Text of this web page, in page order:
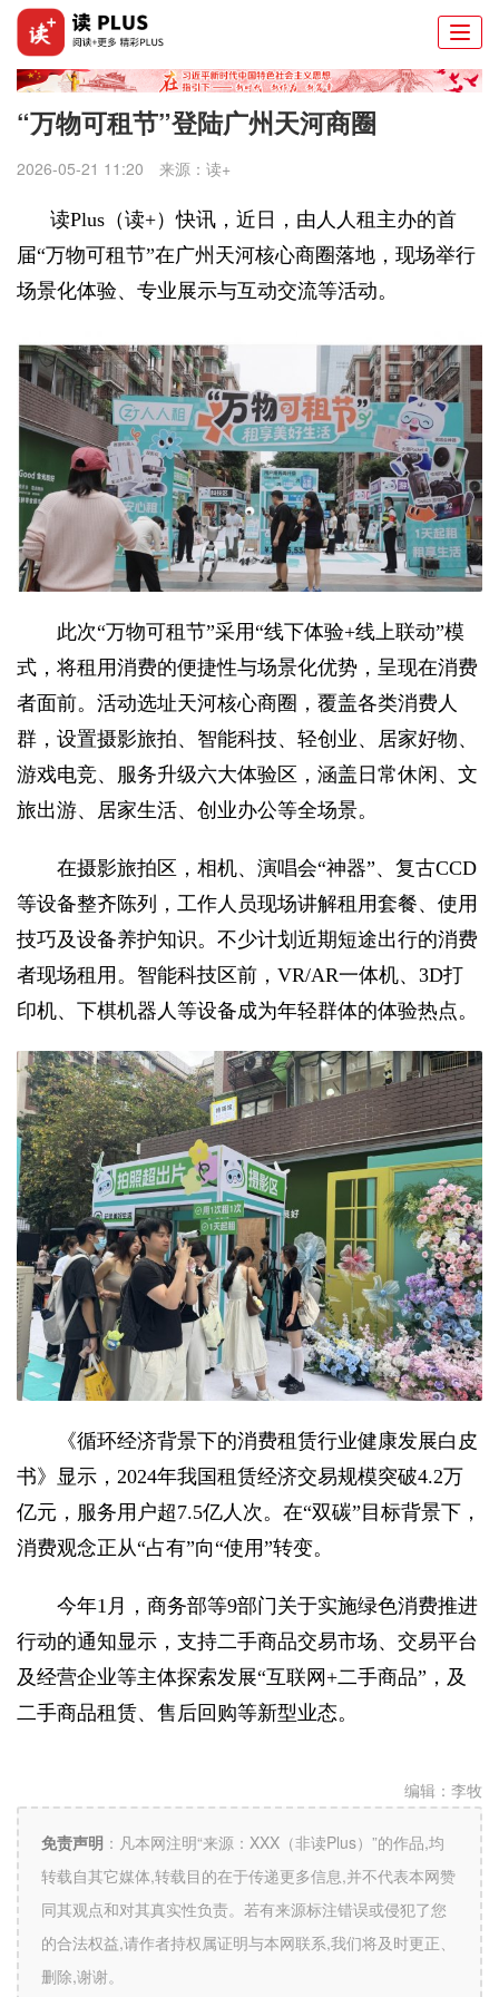
“万物可租节”登陆广州天河商圈
2026-05-21 11:20 来源： 读+
读Plus（读+）快讯， 近日， 由人人租主办的首
届“万物可租节”在广州天河核心商圈落地，现场举行
场景化体验、专业展示与互动交流等活动。
此次“万物可租节”采用“线下体验+线上联动”模
式，将租用消费的便捷性与场景化优势，呈现在消费
者面前。活动选址天河核心商圈，覆盖各类消费人
群，设置摄影旅拍、智能科技、轻创业、居家好物、
游戏电竞、服务升级六大体验区，涵盖日常休闲、文
旅出游、居家生活、创业办公等全场景。
在摄影旅拍区，相机、演唱会“神器”、复古CCD
等设备整齐陈列，工作人员现场讲解租用套餐、使用
技巧及设备养护知识。不少计划近期短途出行的消费
者现场租用。智能科技区前，VR/AR一体机、3D打
印机、下棋机器人等设备成为年轻群体的体验热点。
《循环经济背景下的消费租赁行业健康发展白皮
书》显示，2024年我国租赁经济交易规模突破4.2万
亿元，服务用户超7.5亿人次。在“双碳”目标背景下，
消费观念正从“占有”向“使用”转变。
今年1月，商务部等9部门关于实施绿色消费推进
行动的通知显示，支持二手商品交易市场、交易平台
及经营企业等主体探索发展“互联网+二手商品”，及
二手商品租赁、售后回购等新型业态。
编辑： 李牧
免责声明 ： 凡本网注明“来源：XXX（非读Plus）”的作品,均
转载自其它媒体,转载目的在于传递更多信息,并不代表本网赞
同其观点和对其真实性负责。若有来源标注错误或侵犯了您
的合法权益,请作者持权属证明与本网联系,我们将及时更正、
删除,谢谢。